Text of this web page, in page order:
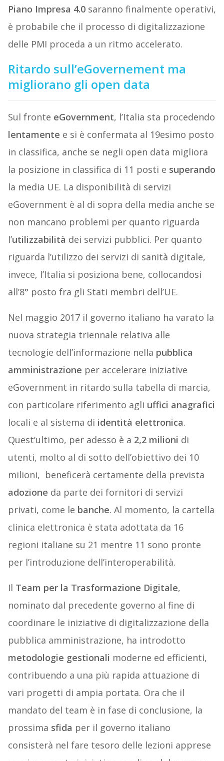
Piano Impresa 4.0 saranno finalmente operativi,
è probabile che il processo di digitalizzazione
delle PMI proceda a un ritmo accelerato.
Ritardo sull’eGovernement ma
migliorano gli open data
Sul fronte eGovernment, l’Italia sta procedendo
lentamente e si è confermata al 19esimo posto
in classifica, anche se negli open data migliora
la posizione in classifica di 11 posti e superando
la media UE. La disponibilità di servizi
eGovernment è al di sopra della media anche se
non mancano problemi per quanto riguarda
l’utilizzabilità dei servizi pubblici. Per quanto
riguarda l’utilizzo dei servizi di sanità digitale,
invece, l’Italia si posiziona bene, collocandosi
all’8° posto fra gli Stati membri dell’UE.
Nel maggio 2017 il governo italiano ha varato la
nuova strategia triennale relativa alle
tecnologie dell’informazione nella pubblica
amministrazione per accelerare iniziative
eGovernment in ritardo sulla tabella di marcia,
con particolare riferimento agli uffici anagrafici
locali e al sistema di identità elettronica.
Quest’ultimo, per adesso è a 2,2 milioni di
utenti, molto al di sotto dell’obiettivo dei 10
milioni, beneficerà certamente della prevista
adozione da parte dei fornitori di servizi
privati, come le banche. Al momento, la cartella
clinica elettronica è stata adottata da 16
regioni italiane su 21 mentre 11 sono pronte
per l’introduzione dell’interoperabilità.
Il Team per la Trasformazione Digitale,
nominato dal precedente governo al fine di
coordinare le iniziative di digitalizzazione della
pubblica amministrazione, ha introdotto
metodologie gestionali moderne ed efficienti,
contribuendo a una più rapida attuazione di
vari progetti di ampia portata. Ora che il
mandato del team è in fase di conclusione, la
prossima sfida per il governo italiano
consisterà nel fare tesoro delle lezioni apprese